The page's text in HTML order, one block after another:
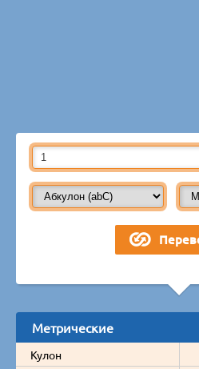
Метрические
Кулон